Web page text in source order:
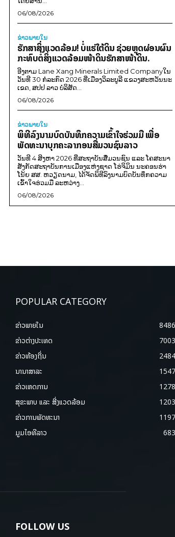
06/08/2026
ຂ່າວພາຍ​ໃນ
ຮັກສາສິ່ງແວດລ້ອມ! ບໍ່ແຮ່ໃຕ້ດິນ ຊ່ວຍຫຼຸດຜ່ອນຜົນ
ກະທົບຕໍ່ສິ່ງແວດລ້ອມໜ້າດິນຮັກສາໜ້າດິນ.
ອີງຕາມ Lane Xang Minerals Limited Companyໃນ
ວັນທີ 30 ກໍລະກົດ 2026 ທີ່ເມືອງວິລະບູລີ ແຂວງສະຫວັນນະ
ເຂດ, ສປປ ລາວ ບໍລິສັດ...
06/08/2026
ຂ່າວພາຍ​ໃນ
ພິທີລົງນາມບົດບັນທຶກຄວາມເຂົ້າໃຈຮ່ວມມື ເພື່ອ
ພັດທະນາບຸກຄະລາກອນສື່ມວນຊົນລາວ
ວັນທີ 4 ສິງຫາ 2026 ທີ່ສະຖາບັນສື່ມວນຊົນ ແລະ ໂຄສະນາ
ສັງກັດສະຖາບັນການເມືອງແຫ່ງຊາດ ໂຮ່ຈິມິນ ນະຄອນຮ່າ
ໂນ້ຍ ສສ. ຫວຽດນາມ, ໄດ້ຈັດພິທີລົງນາມບົດບັນທຶກຄວາມ
ເຂົ້າໃຈຮ່ວມມື ລະຫວ່າງ...
06/08/2026
POPULAR CATEGORY
ຂ່າວພາຍ​ໃນ
8486
ຂ່າວຕ່າງປະເທດ
7003
ຂ່າວທ້ອງຖິ່ນ
2484
ນານາສາລະ
1547
ຂ່າວເຫດການ
1278
ສຸຂະພາບ ແລະ ສີ່ງແວດລ້ອມ
1203
ຂ່າວການພັດທະນາ
1197
ມູມໄອທີລາວ
683
FOLLOW US